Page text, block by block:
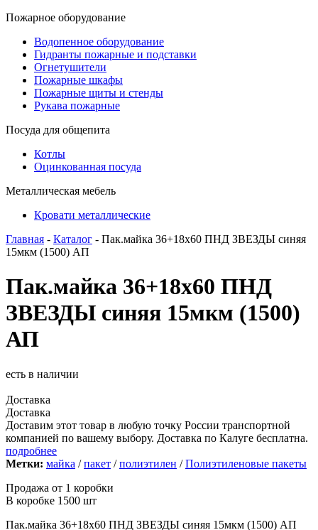
Пожарное оборудование
Водопенное оборудование
Гидранты пожарные и подставки
Огнетушители
Пожарные шкафы
Пожарные щиты и стенды
Рукава пожарные
Посуда для общепита
Котлы
Оцинкованная посуда
Металлическая мебель
Кровати металлические
Главная - Каталог - Пак.майка 36+18х60 ПНД ЗВЕЗДЫ синяя
15мкм (1500) АП
Пак.майка 36+18х60 ПНД
ЗВЕЗДЫ синяя 15мкм (1500)
АП
есть в наличии
Доставка
Доставка
Доставим этот товар в любую точку России транспортной
компанией по вашему выбору. Доставка по Калуге бесплатна.
подробнее
Метки: майка /пакет /полиэтилен /Полиэтиленовые пакеты
Продажа от 1 коробки
В коробке 1500 шт
Пак.майка 36+18х60 ПНД ЗВЕЗДЫ синяя 15мкм (1500) АП